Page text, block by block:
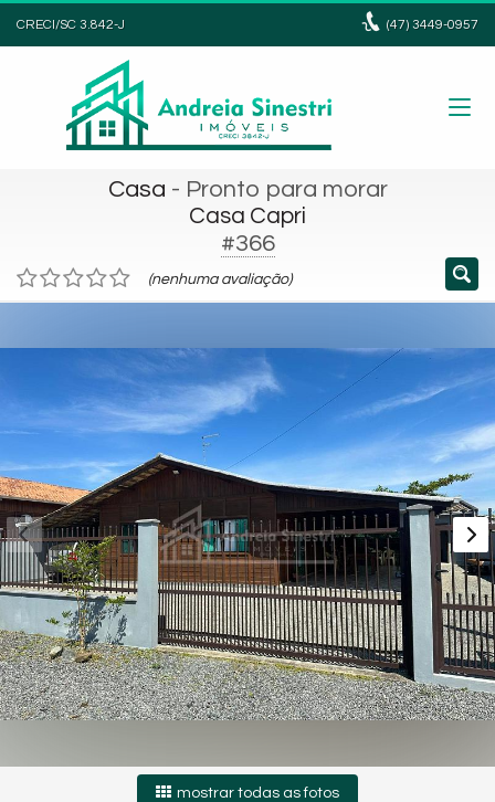
CRECI/SC 3.842-J (47)3449-0957
Casa - Pronto para morar
Casa Capri
#366
(nenhuma avaliação)
mostrar todas as fotos